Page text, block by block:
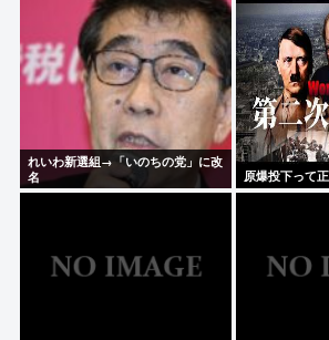
れいわ新選組→「いのちの党」に改
名
原爆投下って